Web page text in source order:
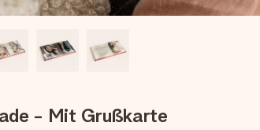
- Mit Grußkarte